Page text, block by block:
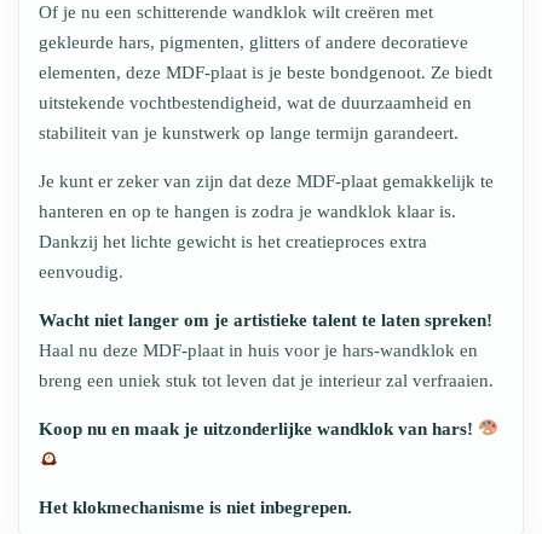
Of je nu een schitterende wandklok wilt creëren met
gekleurde hars, pigmenten, glitters of andere decoratieve
elementen, deze MDF-plaat is je beste bondgenoot. Ze biedt
uitstekende vochtbestendigheid, wat de duurzaamheid en
stabiliteit van je kunstwerk op lange termijn garandeert.
Je kunt er zeker van zijn dat deze MDF-plaat gemakkelijk te
hanteren en op te hangen is zodra je wandklok klaar is.
Dankzij het lichte gewicht is het creatieproces extra
eenvoudig.
Wacht niet langer om je artistieke talent te laten spreken!
Haal nu deze MDF-plaat in huis voor je hars-wandklok en
breng een uniek stuk tot leven dat je interieur zal verfraaien.
Koop nu en maak je uitzonderlijke wandklok van hars!
Het klokmechanisme is niet inbegrepen.